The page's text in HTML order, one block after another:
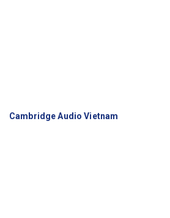
Cambridge Audio Vietnam